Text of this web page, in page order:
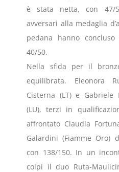
è stata netta, con 47/
avversari alla medaglia
pedana hanno
40/50.
Nella sfida per il
equilibrata. Eleonora
Cisterna (LT) e
(LU), terzi in
affrontato Claudia
Galardini (Fiamme Oro)
con 138/150. In un
colpi il duo Ruta-